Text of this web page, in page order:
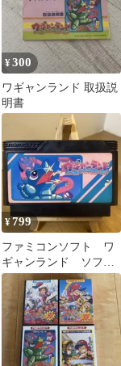
¥300
ワギャンランド 取扱説
明書
¥799
ファミコンソフト ワ
ギャンランド ソフト
のみ 中古